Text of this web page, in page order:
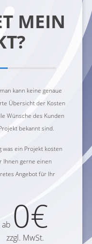
MEIN
kann keine genaue
Übersicht der Kosten
Wünsche des Kunden
bekannt sind.
was ein Projekt kosten
Ihnen gerne einen
Angebot für Ihr
ab 0€
zzgl. MwSt.